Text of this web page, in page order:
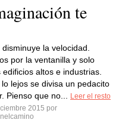
te
disminuye la velocidad.
por la ventanilla y solo
edificios altos e industrias.
lejos se divisa un pedacito
Pienso que no...
Leer el resto
2015 por